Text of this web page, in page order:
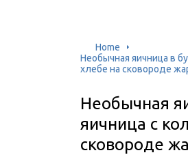
Home
Необычная яичница в
хлебе на сковороде
Необычная
яичница с
сковороде